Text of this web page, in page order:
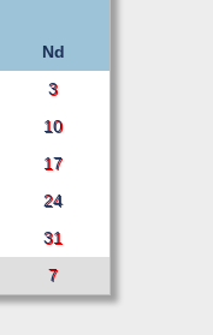
Nd
3
10
17
24
31
7